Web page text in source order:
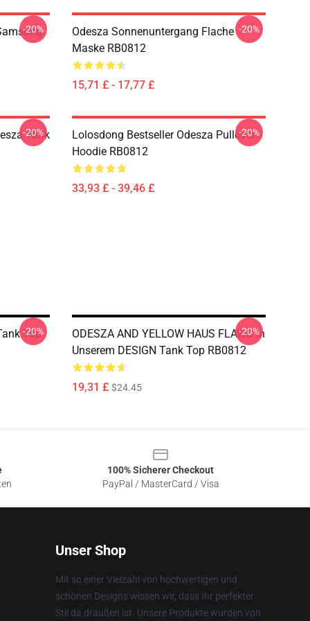
-20%
Odesza Sonnenuntergang Flache
Maske RB0812
15,71 £ - 17,77 £
-20%
Tank
-20%
Lolosdong Bestseller Odesza Pullover
Hoodie RB0812
33,93 £ - 39,46 £
-20%
Top
-20%
ODESZA AND YELLOW HAUS FLAWS In
Unserem DESIGN Tank Top RB0812
19,31 £ $24.45
-20%
100% Sicherer Checkout
PayPal / MasterCard / Visa
Unser Shop
Mit so einer Vielzahl von hochwertigen und
schönen Designs wissen wir, dass Ihr perfekter
Stil da draußen ist. Unsere Produkte wurden von